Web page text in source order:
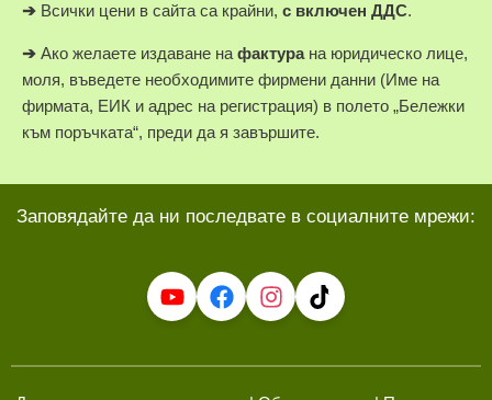
➔ Всички цени в сайта са крайни, с включен ДДС.
➔ Ако желаете издаване на фактура на юридическо лице,
моля, въведете необходимите фирмени данни (Име на
фирмата, ЕИК и адрес на регистрация) в полето „Бележки
към поръчката“, преди да я завършите.
Заповядайте да ни последвате в социалните мрежи: